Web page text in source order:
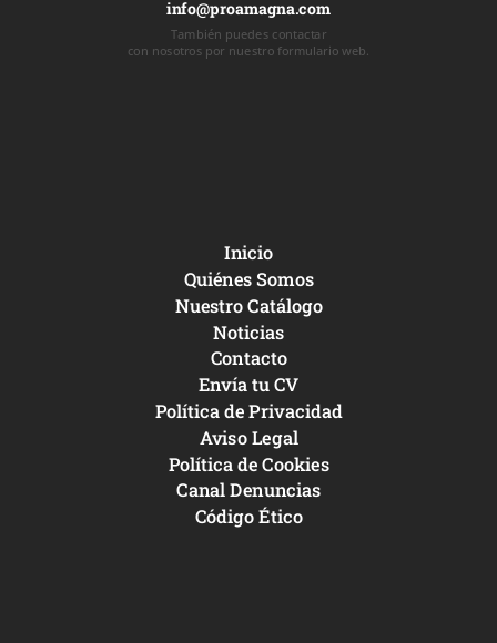
info@proamagna.com
También puedes contactar
con nosotros por nuestro formulario web.
Inicio
Quiénes Somos
Nuestro Catálogo
Noticias
Contacto
Envía tu CV
Política de Privacidad
Aviso Legal
Política de Cookies
Canal Denuncias
Código Ético